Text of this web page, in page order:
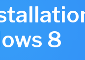
8